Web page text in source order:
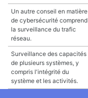
Un autre conseil en matière
de cybersécurité comprend
la surveillance du trafic
réseau.
Surveillance des capacités
de plusieurs systèmes, y
compris l'intégrité du
système et les activités.